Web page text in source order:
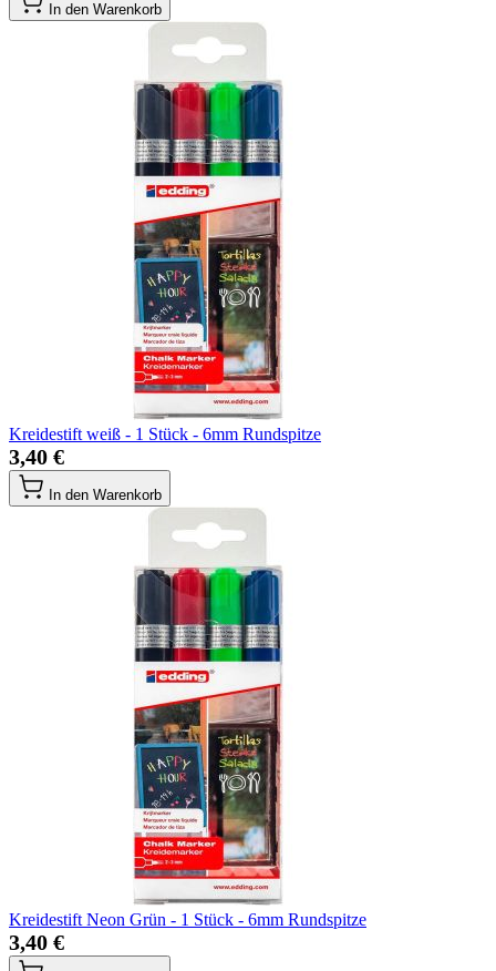
In den Warenkorb
Kreidestift weiß - 1 Stück - 6mm Rundspitze
3,40 €
In den Warenkorb
Kreidestift Neon Grün - 1 Stück - 6mm Rundspitze
3,40 €